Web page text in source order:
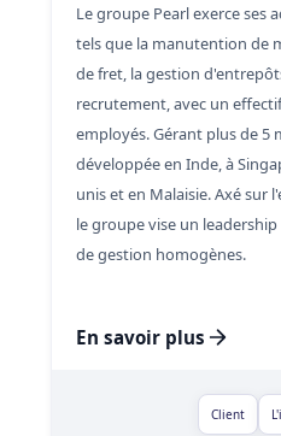
Le groupe Pearl exerce ses
tels que la manutention de
de fret, la gestion
recrutement, avec un
employés. Gérant plus de 5
développée en Inde, à
unis et en Malaisie. Axé sur
le groupe vise un
de gestion homogènes.
En savoir plus
Client